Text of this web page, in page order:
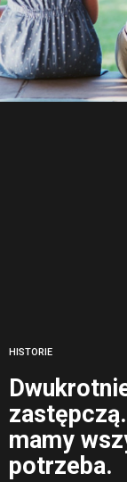
HISTORIE
mamy
potrzeba.